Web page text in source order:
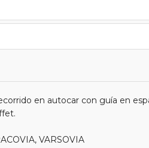
en autocar con guía en
VARSOVIA